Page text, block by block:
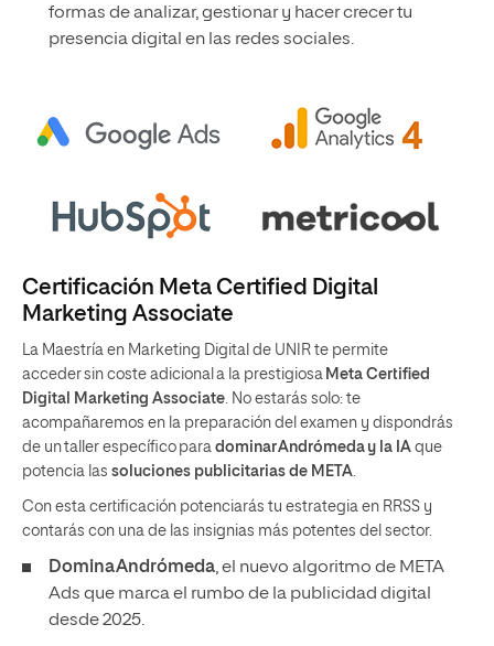
formas de analizar, gestionar y hacer crecer tu
presencia digital en las redes sociales.
Certificación Meta Certified Digital
Marketing Associate
La Maestría en Marketing Digital de UNIR te permite
acceder sin coste adicional a la prestigiosa Meta Certified
Digital Marketing Associate. No estarás solo: te
acompañaremos en la preparación del examen y dispondrás
de un taller específico para dominar Andrómeda y la IA que
potencia las soluciones publicitarias de META.
Con esta certificación potenciarás tu estrategia en RRSS y
contarás con una de las insignias más potentes del sector.
Domina Andrómeda, el nuevo algoritmo de META
Ads que marca el rumbo de la publicidad digital
desde 2025.